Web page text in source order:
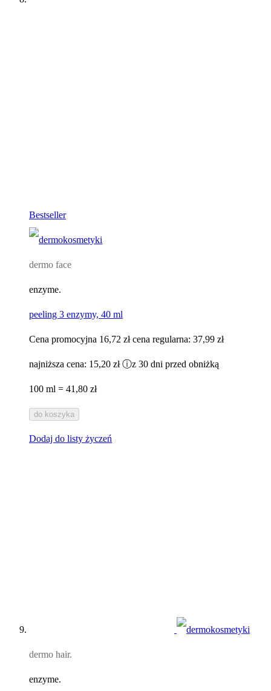
Bestseller
dermo face
enzyme.
peeling 3 enzymy, 40 ml
Cena promocyjna 16,72 zł cena regularna: 37,99 zł
najniższa cena: 15,20 zł ⓘz 30 dni przed obniżką
100 ml = 41,80 zł
do koszyka
Dodaj do listy życzeń
dermo hair.
enzyme.